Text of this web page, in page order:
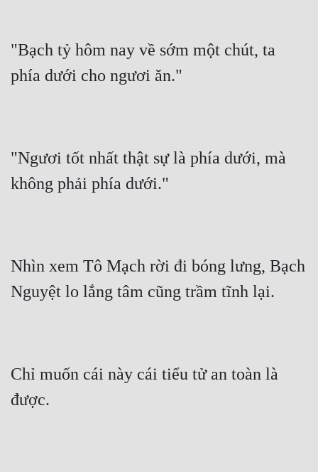
"Bạch tỷ hôm nay về sớm một chút, ta
phía dưới cho ngươi ăn."
"Ngươi tốt nhất thật sự là phía dưới, mà
không phải phía dưới."
Nhìn xem Tô Mạch rời đi bóng lưng, Bạch
Nguyệt lo lắng tâm cũng trầm tĩnh lại.
Chỉ muốn cái này cái tiểu tử an toàn là
được.